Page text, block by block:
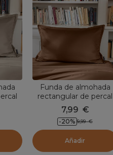
80
Funda de almohada
rectangular de percal
de algodón (70 cm) Cali
Chocolate
7,99 €
-20% 9,99 €
Añadir